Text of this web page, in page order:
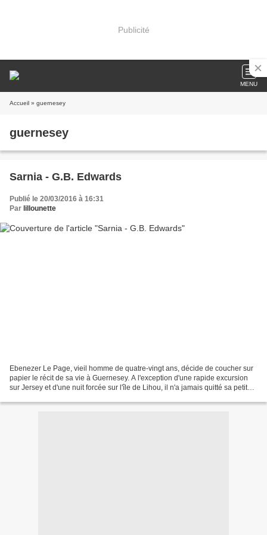
Publicité
MENU
Accueil » guernesey
guernesey
Sarnia - G.B. Edwards
Publié le 20/03/2016 à 16:31
Par lillounette
Ebenezer Le Page, vieil homme de quatre-vingt ans, décide de coucher sur
papier le récit de sa vie à Guernesey. A l'exception d'une rapide excursion
sur Jersey et d'une nuit forcée sur l'île de Lihou, il n'a jamais quitté sa petite